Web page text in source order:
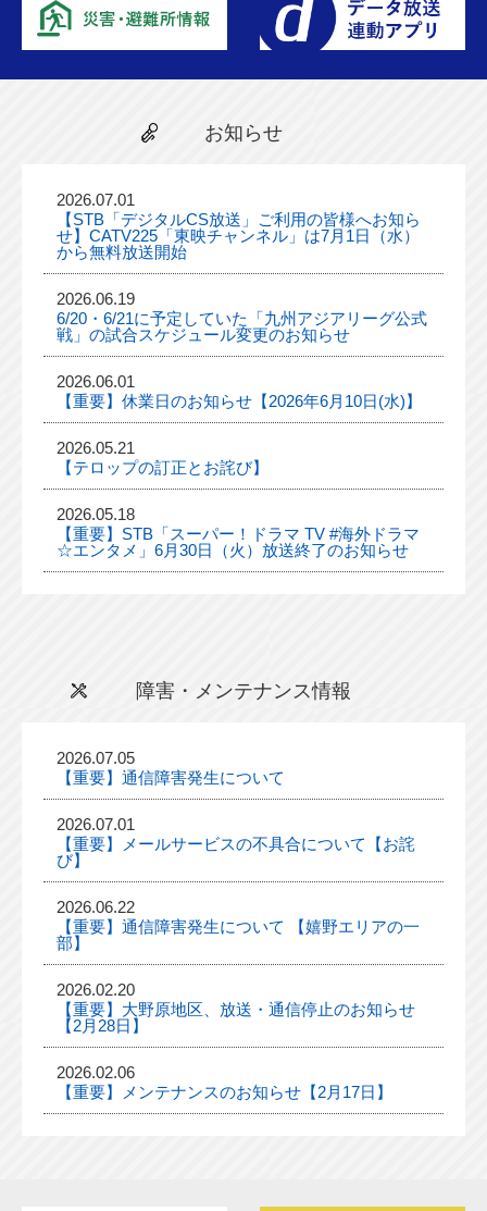
お知らせ
2026.07.01
【STB「デジタルCS放送」ご利用の皆様へお知ら
せ】CATV225「東映チャンネル」は7月1日（水）
から無料放送開始
2026.06.19
6/20・6/21に予定していた「九州アジアリーグ公式
戦」の試合スケジュール変更のお知らせ
2026.06.01
【重要】休業日のお知らせ【2026年6月10日(水)】
2026.05.21
【テロップの訂正とお詫び】
2026.05.18
【重要】STB「スーパー！ドラマ TV #海外ドラマ
☆エンタメ」6月30日（火）放送終了のお知らせ
障害・メンテナンス情報
2026.07.05
【重要】通信障害発生について
2026.07.01
【重要】メールサービスの不具合について【お詫
び】
2026.06.22
【重要】通信障害発生について 【嬉野エリアの一
部】
2026.02.20
【重要】大野原地区、放送・通信停止のお知らせ
【2月28日】
2026.02.06
【重要】メンテナンスのお知らせ【2月17日】